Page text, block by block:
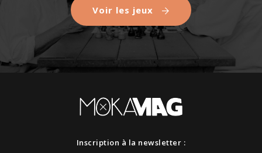
Voir les jeux
Inscription à la newsletter :